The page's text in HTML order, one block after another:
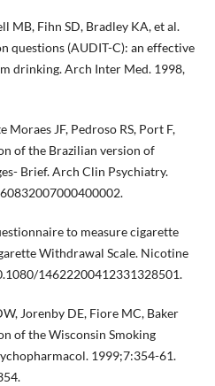
MB, Fihn SD, Bradley KA, et al.
questions (AUDIT-C): an effective
drinking. Arch Inter Med. 1998,
JF, Pedroso RS, Port F,
of the Brazilian version of
Brief. Arch Clin Psychiatry.
to measure cigarette
Withdrawal Scale. Nicotine
14622200412331328501.
Jorenby DE, Fiore MC, Baker
of the Wisconsin Smoking
1999;7:354-61.